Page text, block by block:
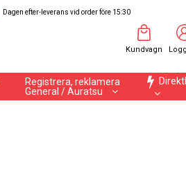
Dagen efter-leverans vid order före 15:30
Kundvagn
Registrera, reklamera
General / Auratsu